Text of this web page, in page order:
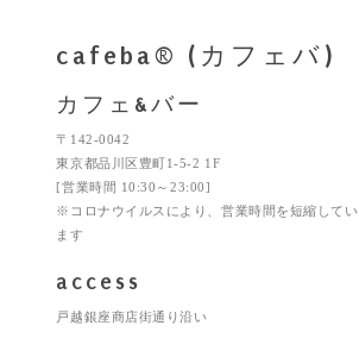
cafeba® (カフェバ)
カフェ&バー
〒142-0042
東京都品川区豊町1-5-2 1F
[営業時間 10:30～23:00]
※コロナウイルスにより、営業時間を短縮してい
ます
access
戸越銀座商店街通り沿い